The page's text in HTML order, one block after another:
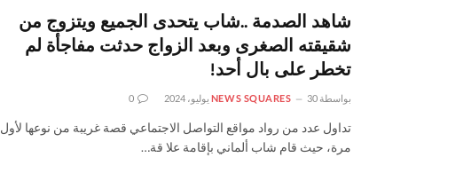
شاهد الصدمة ..شاب يتحدى الجميع ويتزوج من
شقيقته الصغرى وبعد الزواج حدثت مفاجأة لم
تخطر على بال أحد!
بواسطة NEWS SQUARES 30 يوليو، 2024 0
تداول عدد من رواد مواقع التواصل الاجتماعي قصة غريبة من نوعها لأول
مرة، حيث قام شاب ألماني بإقامة علا قة…